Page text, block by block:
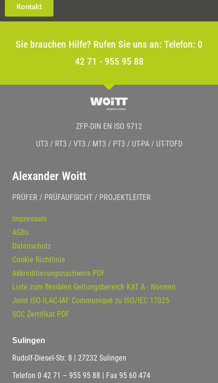
Kontakt
Sie brauchen Hilfe? Rufen Sie uns an: Telefon: 0
42 71 - 955 95 88
ZFP-DIN EN ISO 9712
UT3 / RT3 / VT3 / MT3 / PT3 / UT-PA / UT-TOFD
Alexander Woitt
PRÜFER / PRÜFAUFSICHT / PROJEKTLEITER
Impressum
AGBs
Datenschutz
Cookie Richtlinie
Akkreditierungsnachweis PDF
Liste zum flexiblen Geltungsbereich KAT A - Normen
Joint ISO-ILAC-IAF Communiqué zu ISO/IEC 17025
SCC Zertifikat PDF
Sulingen
Rudolf-Diesel-Str. 8 | 27232 Sulingen
Telefon 0 42 71 – 955 95 88 | Fax 95 60 474